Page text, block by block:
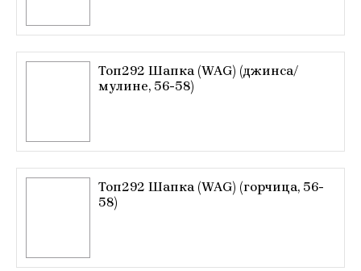
Топ292 Шапка (WAG) (джинса/
мулине, 56-58)
Топ292 Шапка (WAG) (горчица, 56-
58)